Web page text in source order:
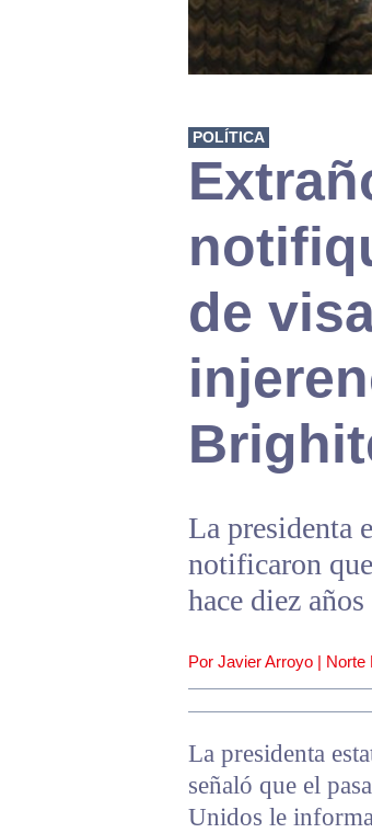
POLÍTICA
de
La presidenta
notificaron
hace diez
Por Javier Arroyo | Norte
La presidenta
señaló que el
Unidos le